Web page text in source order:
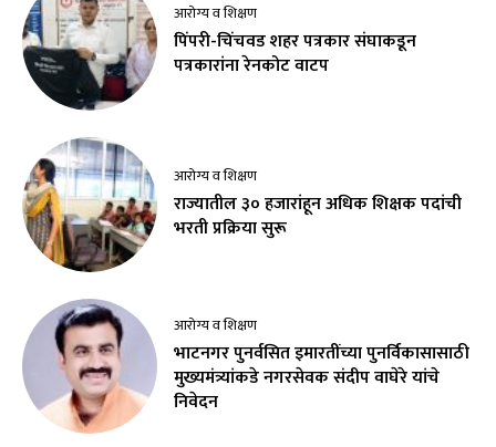
आरोग्य व शिक्षण
पिंपरी-चिंचवड शहर पत्रकार संघाकडून
पत्रकारांना रेनकोट वाटप
आरोग्य व शिक्षण
राज्यातील ३० हजारांहून अधिक शिक्षक पदांची
भरती प्रक्रिया सुरू
आरोग्य व शिक्षण
भाटनगर पुनर्वसित इमारतींच्या पुनर्विकासासाठी
मुख्यमंत्र्यांकडे नगरसेवक संदीप वाघेरे यांचे
निवेदन